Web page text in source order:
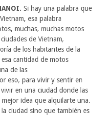
Si hay una palabra que
esa palabra
muchas, muchas motos
de Vietnam,
de los habitantes de la
cantidad de motos
de las
eso, para vivir y sentir en
en una ciudad donde las
idea que alquilarte una.
ciudad sino que también es